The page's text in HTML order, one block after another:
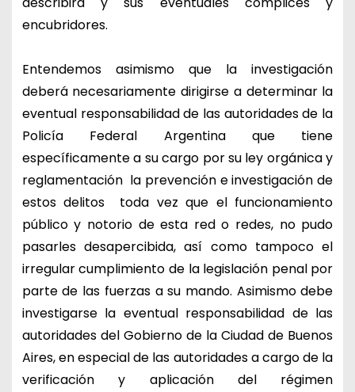
encubridores.
Entendemos asimismo que la investigación
deberá necesariamente dirigirse a determinar la
eventual responsabilidad de las autoridades de la
Policía Federal Argentina que tiene
específicamente a su cargo por su ley orgánica y
reglamentación la prevención e investigación de
estos delitos toda vez que el funcionamiento
público y notorio de esta red o redes, no pudo
pasarles desapercibida, así como tampoco el
irregular cumplimiento de la legislación penal por
parte de las fuerzas a su mando. Asimismo debe
investigarse la eventual responsabilidad de las
autoridades del Gobierno de la Ciudad de Buenos
Aires, en especial de las autoridades a cargo de la
verificación y aplicación del régimen